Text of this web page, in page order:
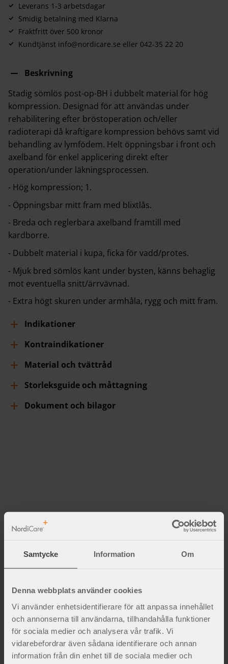
Samtycke Information Om
Denna webbplats använder cookies
Vi använder enhetsidentifierare för att anpassa innehållet
och annonserna till användarna, tillhandahålla funktioner
för sociala medier och analysera vår trafik. Vi
vidarebefordrar även sådana identifierare och annan
information från din enhet till de sociala medier och
Leverans 1-3 arbetsdagar
Smidig betalning med Klarna
Fraktfritt över 500 kronor
Kundtjänst info@nordicare.se eller 042-35 22 20
Beskrivning
Stadig sömlös post-op-BH i dubbelt material för hög
kompression. Designad för att användas under
rehabilitering efter bröstoperation och/eller
radioterapi då kraftigare kompression behövs samt vid
behandling av lymfödem. Helt öppningsbar i front och
axelband för enkel applicering direkt efter
operation/under läkningsprocessen.
- Hög kompression; 1.
- Öppningsbar mitt fram med blixtlås.
- Breda och reglerbara axelband framtill med
kardborre.
- Dubbelt material i kupa, ficka för vadd/protes.
- Mjuk bred sömlös kant under bysten, känns behaglig
mot eventuella snitt/ärrvävnad.
- Extra högt skuren under armhåla, rygg och mitt fram.
Indikationer
Kontraindikationer
Material och tvättråd
Storleksguide och måttagning
Dokument och bilagor
Fakta och inspiration